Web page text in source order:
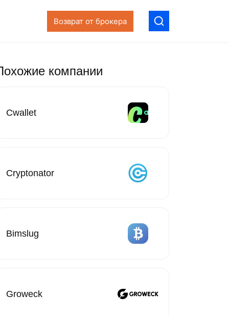
Возврат от брокера
компании
Cwallet
Cryptonator
Bimslug
Groweck